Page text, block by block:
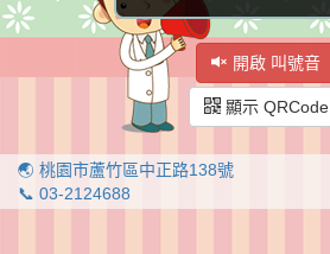
開啟 叫號音
顯示 QRCode
🌏 桃園市蘆竹區中正路138號
📞 03-2124688